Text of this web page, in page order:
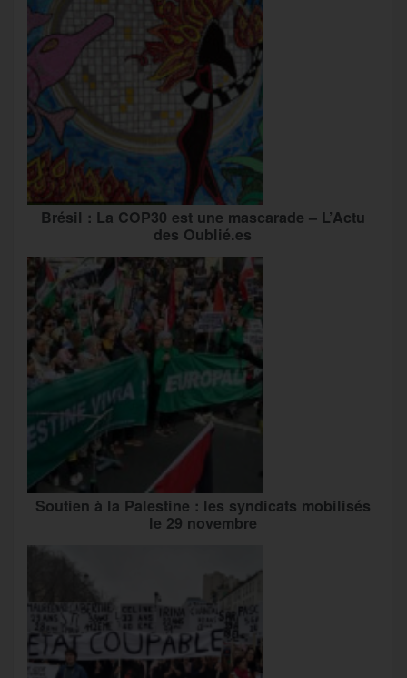
Brésil : La COP30 est une mascarade – L’Actu
des Oublié.es
Soutien à la Palestine : les syndicats mobilisés
le 29 novembre